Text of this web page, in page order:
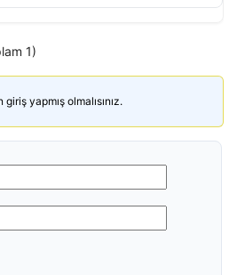
1)
yapmış olmalısınız.